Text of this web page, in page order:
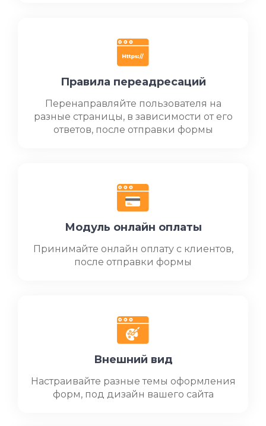
Правила переадресаций
Перенаправляйте пользователя на
разные страницы, в зависимости от его
ответов, после отправки формы
Модуль онлайн оплаты
Принимайте онлайн оплату с клиентов,
после отправки формы
Внешний вид
Настраивайте разные темы оформления
форм, под дизайн вашего сайта